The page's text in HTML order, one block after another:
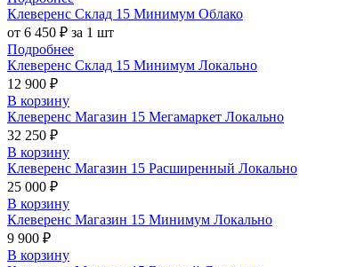
Клеверенс Склад 15 Минимум Облако
от 6 450 ₽ за 1 шт
Подробнее
Клеверенс Склад 15 Минимум Локально
12 900 ₽
В корзину
Клеверенс Магазин 15 Мегамаркет Локально
32 250 ₽
В корзину
Клеверенс Магазин 15 Расширенный Локально
25 000 ₽
В корзину
Клеверенс Магазин 15 Минимум Локально
9 900 ₽
В корзину